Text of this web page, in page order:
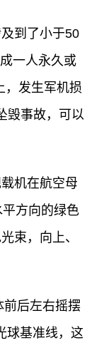
到了小于50
一人永久或
，发生军机损
毁事故，可以
机在航空母
方向的绿色
束，向上、
前后左右摇摆
球基准线，这